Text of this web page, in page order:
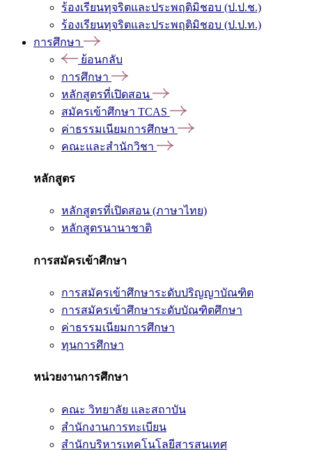
ร้องเรียนทุจริตและประพฤติมิชอบ (ป.ป.ช.)
ร้องเรียนทุจริตและประพฤติมิชอบ (ป.ป.ท.)
การศึกษา
ย้อนกลับ
การศึกษา
หลักสูตรที่เปิดสอน
สมัครเข้าศึกษา TCAS
ค่าธรรมเนียมการศึกษา
คณะและสำนักวิชา
หลักสูตร
หลักสูตรที่เปิดสอน (ภาษาไทย)
หลักสูตรนานาชาติ
การสมัครเข้าศึกษา
การสมัครเข้าศึกษาระดับปริญญาบัณฑิต
การสมัครเข้าศึกษาระดับบัณฑิตศึกษา
ค่าธรรมเนียมการศึกษา
ทุนการศึกษา
หน่วยงานการศึกษา
คณะ วิทยาลัย และสถาบัน
สำนักงานการทะเบียน
สำนักบริหารเทคโนโลยีสารสนเทศ